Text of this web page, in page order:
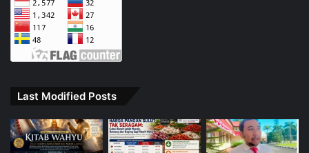
Last Modified Posts